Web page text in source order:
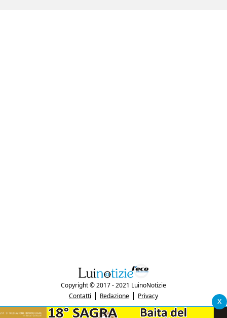
x
Copyright © 2017 - 2021 LuinoNotizie
Contatti | Redazione | Privacy
"Luinonotizie.it è una testata giornalistica iscritta al Registro Stampa del